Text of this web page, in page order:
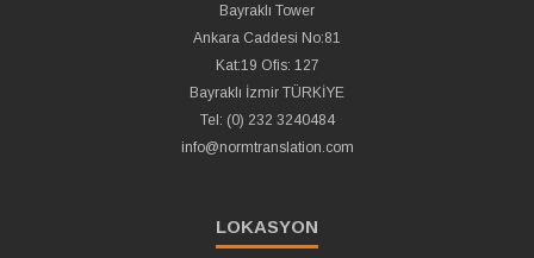
Bayraklı Tower
Ankara Caddesi No:81
Kat:19 Ofis: 127
Bayraklı İzmir TÜRKİYE
Tel: (0) 232 3240484
info@normtranslation.com
LOKASYON